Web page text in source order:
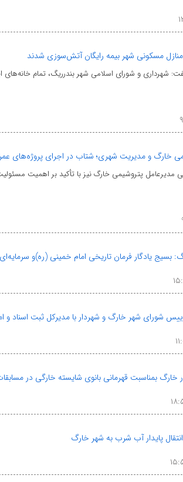
منازل مسکونی شهر بیمه رایگان آتش‌سوزی شدند
شهرداری و شورای اسلامی شهر بندرریگ، تمام
خارگ و مدیریت شهری؛ شتاب در اجرای پروژه‌های
مدیرعامل پتروشیمی خارگ نیز با تأکید بر اهمیت
بسیج یادگار فرمان تاریخی امام خمینی (ره)و
شورای شهر خارگ و شهردار با مدیرکل ثبت اسناد و
خارگ بمناسبت قهرمانی بانوی شایسته خارگی در
پایدار آب شرب به شهر خارگ